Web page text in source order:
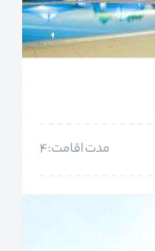
مدت اقامت:4